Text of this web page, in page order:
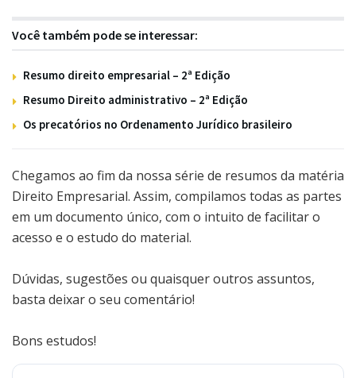
Você também pode se interessar:
Resumo direito empresarial – 2ª Edição
Resumo Direito administrativo – 2ª Edição
Os precatórios no Ordenamento Jurídico brasileiro
Chegamos ao fim da nossa série de resumos da matéria
Direito Empresarial. Assim, compilamos todas as partes
em um documento único, com o intuito de facilitar o
acesso e o estudo do material.
Dúvidas, sugestões ou quaisquer outros assuntos,
basta deixar o seu comentário!
Bons estudos!